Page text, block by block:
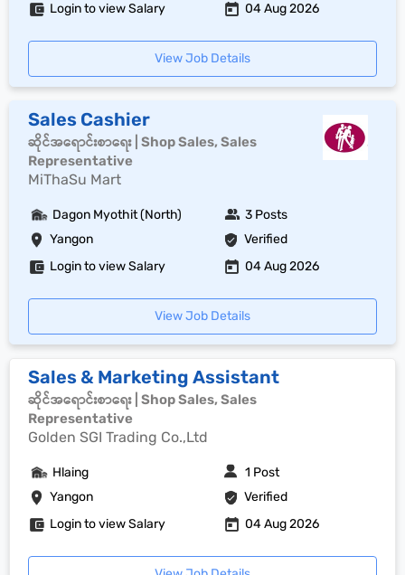
Login to view Salary 04 Aug 2026
View Job Details
Sales Cashier
ဆိုင်အရောင်းစာရေး | Shop Sales, Sales
Representative
MiThaSu Mart
Yangon Verified
Dagon Myothit (North) 3 Posts
Login to view Salary 04 Aug 2026
View Job Details
Sales & Marketing Assistant
ဆိုင်အရောင်းစာရေး | Shop Sales, Sales
Representative
Golden SGI Trading Co.,Ltd
Yangon Verified
Hlaing 1 Post
Login to view Salary 04 Aug 2026